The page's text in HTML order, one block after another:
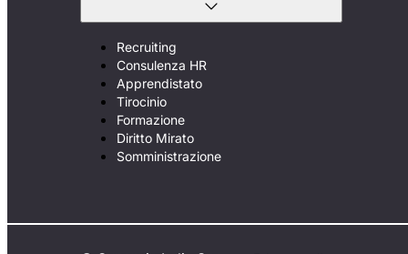
Recruiting
Consulenza HR
Apprendistato
Tirocinio
Formazione
Diritto Mirato
Somministrazione